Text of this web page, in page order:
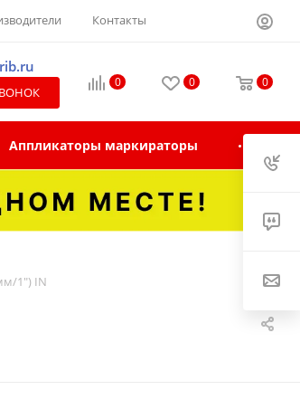
Контакты
ЗВОНОК
0 0 0
Аппликаторы маркираторы
1") IN